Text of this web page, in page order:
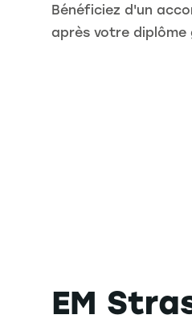
Bénéficiez d'un
après votre diplôme
EM